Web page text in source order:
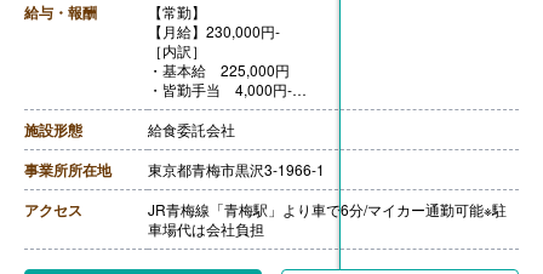
給与・報酬
【常勤】
【月給】230,000円-
［内訳］
・基本給 225,000円
・皆勤手当 4,000円-
・免許手当 5,000円-10,000円
［その他手当］
・住宅手当 12,000円（世帯主に限り支給）
【賞与】年2回（計2.00ヶ月分）※前年度実績
【通勤手当】あり（上限20,000円/月）
【昇給】あり（1月あたり0円-6,000円）※前年度実績
【退職金】なし
施設形態 給食委託会社
事業所所在地 東京都青梅市黒沢3-1966-1
アクセス
JR青梅線「青梅駅」より車で6分/マイカー通勤可能※駐
車場代は会社負担